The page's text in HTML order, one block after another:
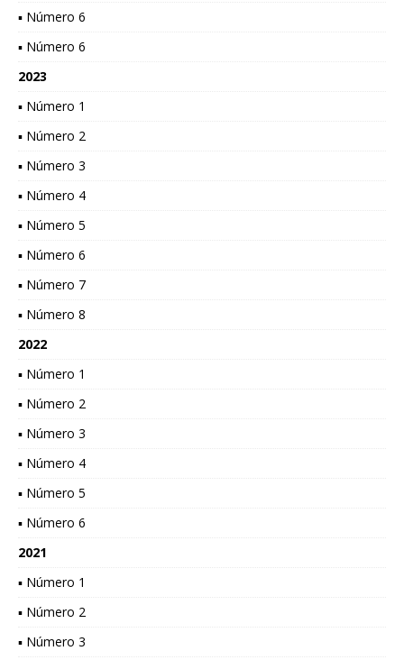
▪ Número 6
▪ Número 6
2023
▪ Número 1
▪ Número 2
▪ Número 3
▪ Número 4
▪ Número 5
▪ Número 6
▪ Número 7
▪ Número 8
2022
▪ Número 1
▪ Número 2
▪ Número 3
▪ Número 4
▪ Número 5
▪ Número 6
2021
▪ Número 1
▪ Número 2
▪ Número 3